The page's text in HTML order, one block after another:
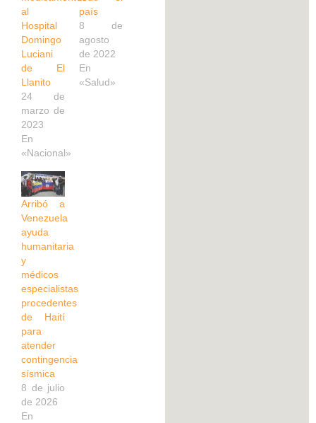
al
Hospital
Domingo
Luciani
de El
Llanito
24 de
marzo de
2023
En
«Nacional»
país
8 de
agosto
de 2022
En
«Salud»
Arribó a
Venezuela
ayuda
humanitaria
y
médicos
especialistas
procedentes
de Haití
para
atender
contingencia
sísmica
8 de julio
de 2026
En